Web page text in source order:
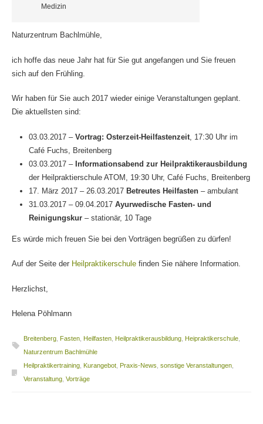
Medizin
Naturzentrum Bachlmühle,
ich hoffe das neue Jahr hat für Sie gut angefangen und Sie freuen
sich auf den Frühling.
Wir haben für Sie auch 2017 wieder einige Veranstaltungen geplant.
Die aktuellsten sind:
03.03.2017 –Vortrag: Osterzeit-Heilfastenzeit , 17:30 Uhr im
Café Fuchs, Breitenberg
03.03.2017 –Informationsabend zur Heilpraktikerausbildung
der Heilpraktierschule ATOM, 19:30 Uhr, Café Fuchs, Breitenberg
17. März 2017 – 26.03.2017 Betreutes Heilfasten – ambulant
31.03.2017 – 09.04.2017Ayurwedische Fasten- und
Reinigungskur – stationär, 10 Tage
Es würde mich freuen Sie bei den Vorträgen begrüßen zu dürfen!
Auf der Seite der Heilpraktikerschulefinden Sie nähere Information.
Herzlichst,
Helena Pöhlmann
Breitenberg, Fasten, Heilfasten, Heilpraktikerausbildung, Heipraktikerschule,
Naturzentrum Bachlmühle
Heilpraktikertraining, Kurangebot, Praxis-News sonstige Veranstaltungen,
Veranstaltung, Vorträge